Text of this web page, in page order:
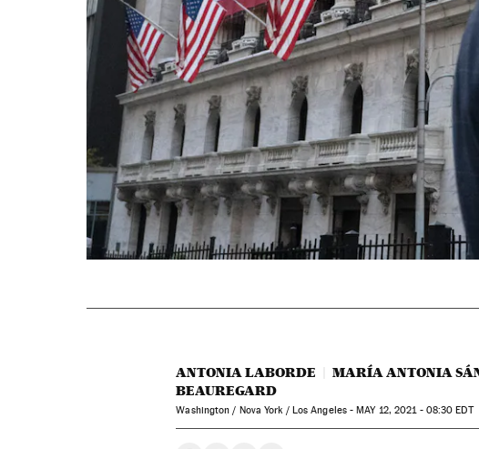
ANTONIA LABORDE MARÍA ANTONIA
BEAUREGARD
Washington / Nova York / Los Angeles -MAY12, 2021 - 08:30 EDT